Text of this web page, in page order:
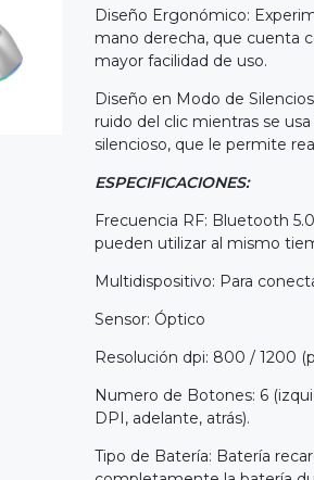
Diseño Ergonómico:
mano derecha, que cuenta
mayor facilidad de uso.
Diseño en Modo de
ruido del clic mientras se
silencioso, que le permite
ESPECIFICACIONES:
Frecuencia RF: Bluetooth
pueden utilizar al mismo
Multidispositivo: Para
Sensor: Óptico
Resolución dpi: 800 / 1200
Numero de Botones: 6
DPI, adelante, atrás).
Tipo de Batería: Batería